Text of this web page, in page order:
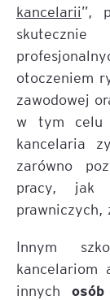
kancelarii”,
otoczeniem
zawodowej
w tym celu
kancelaria
zarówno
pracy, jak
prawniczych,
Innym
kancelariom
innych